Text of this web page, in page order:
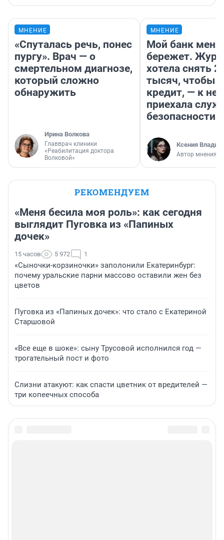
МНЕНИЕ
«Спуталась речь, понес
пургу». Врач — о
смертельном диагнозе,
который сложно
обнаружить
Ирина Волкова
Главврач клиники
«Реабилитация доктора
Волковой»
МНЕНИЕ
Мой банк меня
бережет.
хотела снять
тысяч, чтобы
кредит, — к
приехала
безопасности
Ксения
Автор мнения
РЕКОМЕНДУЕМ
«Меня бесила моя роль»: как сегодня
выглядит Пуговка из «Папиных
дочек»
15 часов 5 972 1
«Сыночки-корзиночки» заполонили Екатеринбург:
почему уральские парни массово оставили жен без
цветов
Пуговка из «Папиных дочек»: что стало с Екатериной
Старшовой
«Все еще в шоке»: сыну Трусовой исполнился год —
трогательный пост и фото
Слизни атакуют: как спасти цветник от вредителей —
три копеечных способа